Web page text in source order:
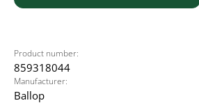
Product number:
859318044
Manufacturer:
Ballop